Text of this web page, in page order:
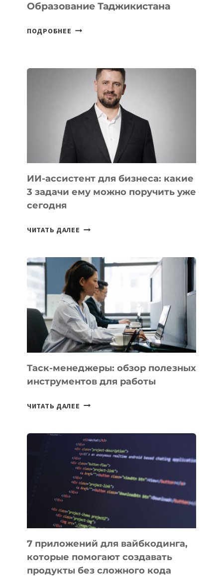
Образование Таджикистана
ПОДРОБНЕЕ 6
КОТОРЫЕ
РАЗВИВАЮТ
ТЕХНОЛОГИЧЕСКОЕ
ОБРАЗОВАНИЕ
ТАДЖИКИСТАНА
ИИ-ассистент для бизнеса: какие
3 задачи ему можно поручить уже
сегодня
ЧИТАТЬ ДАЛЕЕ ИИ-
БИЗНЕСА:
КАКИЕ
3
ЗАДАЧИ
ЕМУ
МОЖНО
ПОРУЧИТЬ
УЖЕ
Таск-менеджеры: обзор полезных
инструментов для работы
ЧИТАТЬ ДАЛЕЕ ТАСК-
ПОЛЕЗНЫХ
ИНСТРУМЕНТОВ
ДЛЯ
РАБОТЫ
7 приложений для вайбкодинга,
которые помогают создавать
продукты без сложного кода